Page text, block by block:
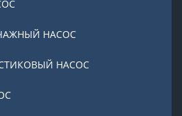
НАСОС
НАСОС